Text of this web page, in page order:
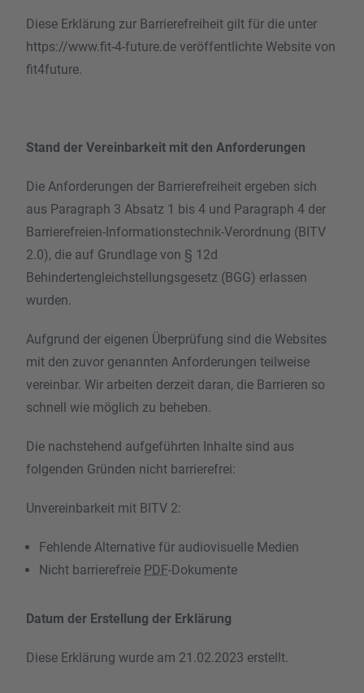
Diese Erklärung zur Barrierefreiheit gilt für die unter
https://www.fit-4-future.de veröffentlichte Website von
fit4future.
Stand der Vereinbarkeit mit den Anforderungen
Die Anforderungen der Barrierefreiheit ergeben sich
aus Paragraph 3 Absatz 1 bis 4 und Paragraph 4 der
Barrierefreien-Informationstechnik-Verordnung (BITV
2.0), die auf Grundlage von § 12d
Behindertengleichstellungsgesetz (BGG) erlassen
wurden.
Aufgrund der eigenen Überprüfung sind die Websites
mit den zuvor genannten Anforderungen teilweise
vereinbar. Wir arbeiten derzeit daran, die Barrieren so
schnell wie möglich zu beheben.
Die nachstehend aufgeführten Inhalte sind aus
folgenden Gründen nicht barrierefrei:
Unvereinbarkeit mit BITV 2:
Fehlende Alternative für audiovisuelle Medien
Nicht barrierefreie PDF-Dokumente
Datum der Erstellung der Erklärung
Diese Erklärung wurde am 21.02.2023 erstellt.